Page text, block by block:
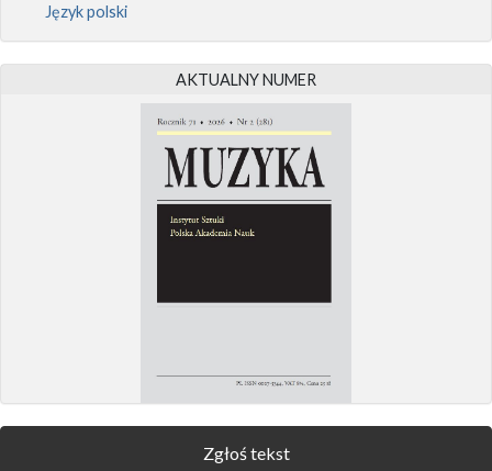
Język polski
AKTUALNY NUMER
Zgłoś tekst